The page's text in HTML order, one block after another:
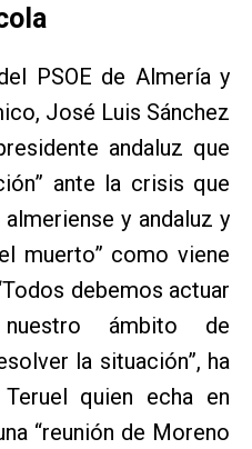
PSOE de Almería y
José Luis Sánchez
andaluz que
ante la crisis que
y andaluz y
muerto” como viene
debemos actuar
ámbito de
la situación”, ha
quien echa en
“reunión de Moreno